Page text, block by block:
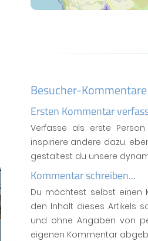
Besucher-
Ersten Kommentar
Verfasse als erste
inspiriere andere dazu,
gestaltest du unsere
Kommentar schreiben...
Du möchtest selbst einen
den Inhalt dieses Artikels
und ohne Angaben von
eigenen Kommentar